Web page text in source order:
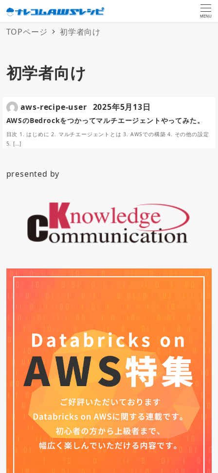
MENU
TOPページ 初学者向け
初学者向け
AWSのBedrockをつかってマルチエージェントやってみた。
目次 1. はじめに 2. マルチエージェントとは 3. AWSでの構築 4. その他の設定
5. […]
aws-recipe-user 2025年5月13日
presented by